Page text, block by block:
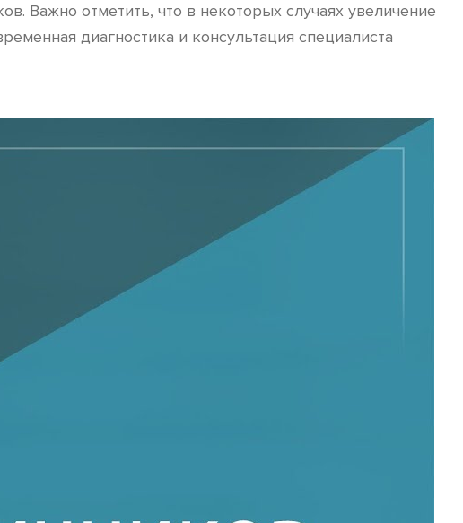
Важно отметить, что в некоторых случаях увеличение
диагностика и консультация специалиста